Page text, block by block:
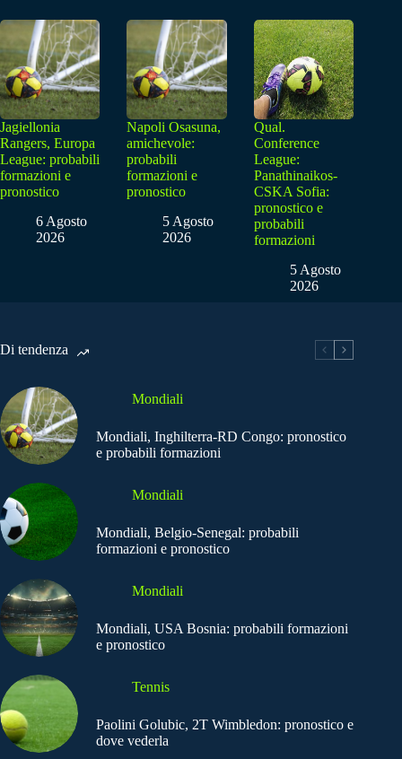
Jagiellonia
Rangers, Europa
League: probabili
formazioni e
pronostico
6 Agosto
2026
Napoli Osasuna,
amichevole:
probabili
formazioni e
pronostico
5 Agosto
2026
Qual.
Conference
League:
Panathinaikos-
CSKA Sofia:
pronostico e
probabili
formazioni
5 Agosto
2026
Di tendenza
Mondiali
Mondiali, Inghilterra-RD Congo: pronostico
e probabili formazioni
Mondiali
Mondiali, Belgio-Senegal: probabili
formazioni e pronostico
Mondiali
Mondiali, USA Bosnia: probabili formazioni
e pronostico
Tennis
Paolini Golubic, 2T Wimbledon: pronostico e
dove vederla